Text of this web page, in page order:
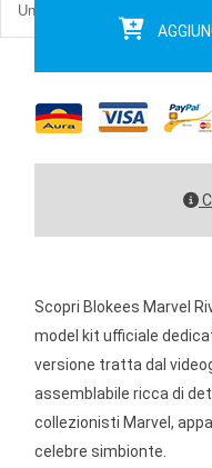
Scopri Blokees Marvel
model kit ufficiale
versione tratta dal
assemblabile ricca di
collezionisti Marvel,
celebre simbionte.